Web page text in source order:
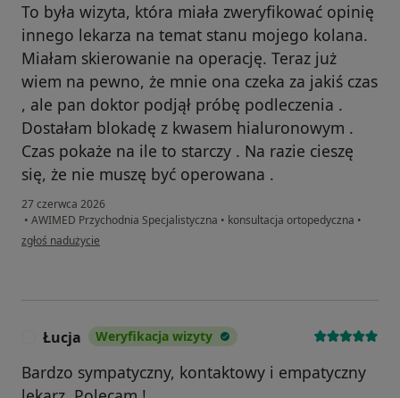
To była wizyta, która miała zweryfikować opinię
innego lekarza na temat stanu mojego kolana.
Miałam skierowanie na operację. Teraz już
wiem na pewno, że mnie ona czeka za jakiś czas
, ale pan doktor podjął próbę podleczenia .
Dostałam blokadę z kwasem hialuronowym .
Czas pokaże na ile to starczy . Na razie cieszę
się, że nie muszę być operowana .
27 czerwca 2026
• AWIMED Przychodnia Specjalistyczna • konsultacja ortopedyczna •
w opinii użytkownika Danuta
zgłoś nadużycie
Łucja Weryfikacja wizyty
Bardzo sympatyczny, kontaktowy i empatyczny